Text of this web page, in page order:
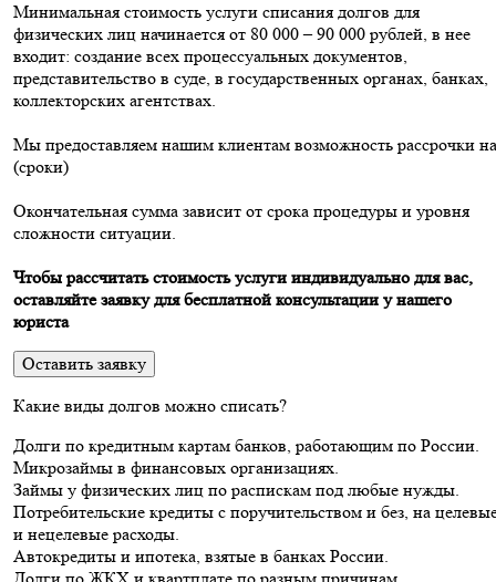
Минимальная стоимость услуги списания долгов для
физических лиц начинается от 80 000 – 90 000 рублей, в нее
входит: создание всех процессуальных документов,
представительство в суде, в государственных органах, банках,
коллекторских агентствах.
Мы предоставляем нашим клиентам возможность рассрочки на
(сроки)
Окончательная сумма зависит от срока процедуры и уровня
сложности ситуации.
Чтобы рассчитать стоимость услуги индивидуально для вас,
оставляйте заявку для бесплатной консультации у нашего
юриста
Оставить заявку
Какие виды долгов можно списать?
Долги по кредитным картам банков, работающим по России.
Микрозаймы в финансовых организациях.
Займы у физических лиц по распискам под любые нужды.
Потребительские кредиты с поручительством и без, на
и нецелевые расходы.
Автокредиты и ипотека, взятые в банках России.